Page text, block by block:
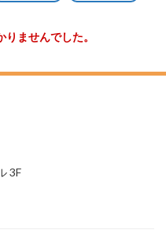
ませんでした。
3F